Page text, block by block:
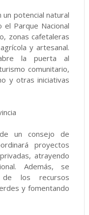
un potencial natural
el Parque Nacional
zonas cafetaleras
y artesanal.
la puerta al
comunitario,
y otras iniciativas
un consejo de
proyectos
atrayendo
Además, se
de los recursos
y fomentando